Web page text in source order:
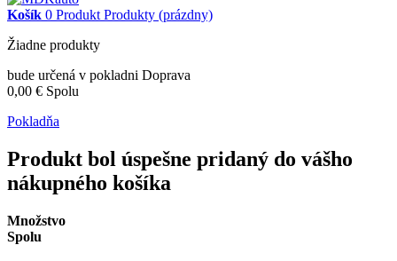
Košík 0 Produkt Produkty (prázdny)
Žiadne produkty
bude určená v pokladni Doprava
0,00 € Spolu
Pokladňa
Produkt bol úspešne pridaný do vášho
nákupného košíka
Množstvo
Spolu